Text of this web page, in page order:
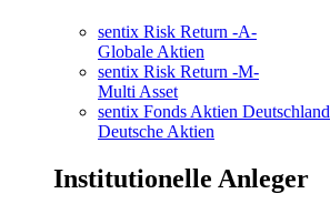
sentix Risk Return -A-
Globale Aktien
sentix Risk Return -M-
Multi Asset
sentix Fonds Aktien Deutschland
Deutsche Aktien
Institutionelle Anleger